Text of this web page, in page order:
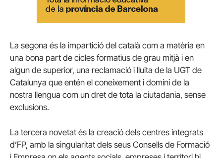
La segona és la impartició del català com a matèria en
una bona part de cicles formatius de grau mitjà i en
algun de superior, una reclamació i lluita de la UGT de
Catalunya que entén el coneixement i domini de la
nostra llengua com un dret de tota la ciutadania, sense
exclusions.
La tercera novetat és la creació dels centres integrats
d’FP, amb la singularitat dels seus Consells de Formació